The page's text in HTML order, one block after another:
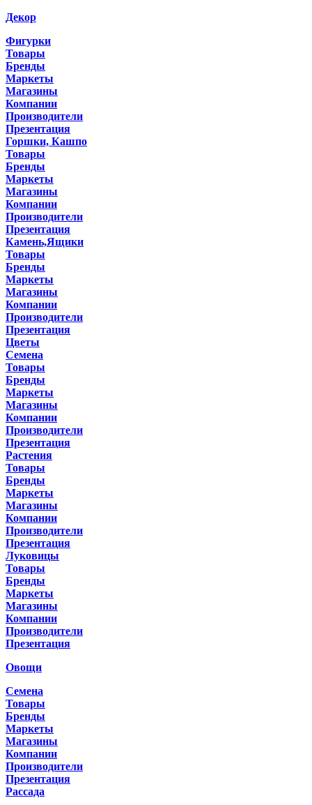
Декор
Фигурки
Товары
Бренды
Маркеты
Магазины
Компании
Производители
Презентация
Горшки, Кашпо
Товары
Бренды
Маркеты
Магазины
Компании
Производители
Презентация
Камень,Ящики
Товары
Бренды
Маркеты
Магазины
Компании
Производители
Презентация
Цветы
Семена
Товары
Бренды
Маркеты
Магазины
Компании
Производители
Презентация
Растения
Товары
Бренды
Маркеты
Магазины
Компании
Производители
Презентация
Луковицы
Товары
Бренды
Маркеты
Магазины
Компании
Производители
Презентация
Овощи
Семена
Товары
Бренды
Маркеты
Магазины
Компании
Производители
Презентация
Рассада